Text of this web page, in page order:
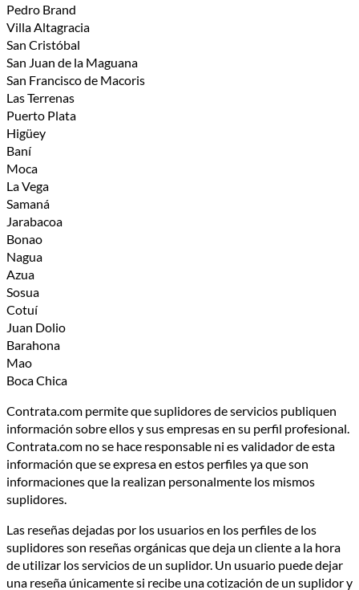
Pedro Brand
Villa Altagracia
San Cristóbal
San Juan de la Maguana
San Francisco de Macoris
Las Terrenas
Puerto Plata
Higüey
Baní
Moca
La Vega
Samaná
Jarabacoa
Bonao
Nagua
Azua
Sosua
Cotuí
Juan Dolio
Barahona
Mao
Boca Chica
Contrata.com permite que suplidores de servicios publiquen
información sobre ellos y sus empresas en su perfil profesional.
Contrata.com no se hace responsable ni es validador de esta
información que se expresa en estos perfiles ya que son
informaciones que la realizan personalmente los mismos
suplidores.
Las reseñas dejadas por los usuarios en los perfiles de los
suplidores son reseñas orgánicas que deja un cliente a la hora
de utilizar los servicios de un suplidor. Un usuario puede dejar
una reseña únicamente si recibe una cotización de un suplidor y